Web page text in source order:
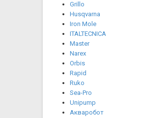
Grillo
Husqvarna
Iron Mole
ITALTECNICA
Master
Narex
Orbis
Rapid
Ruko
Sea-Pro
Unipump
Акваробот